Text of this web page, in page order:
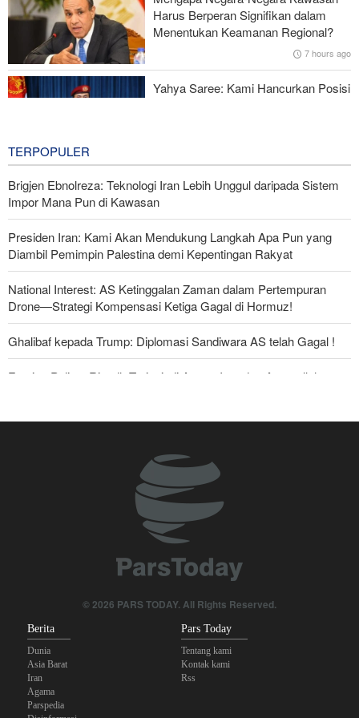
Gagal dalam Perang dengan Iran, Dua Pejabat Senior Mossad
Dipecat
Harus Berperan Signifikan dalam
Menentukan Keamanan Regional?
7 hours ago
Yahya Saree: Kami Hancurkan Posisi
TERPOPULER
Brigjen Ebnolreza: Teknologi Iran Lebih Unggul daripada Sistem
Impor Mana Pun di Kawasan
Presiden Iran: Kami Akan Mendukung Langkah Apa Pun yang
Diambil Pemimpin Palestina demi Kepentingan Rakyat
National Interest: AS Ketinggalan Zaman dalam Pertempuran
Drone—Strategi Kompensasi Ketiga Gagal di Hormuz!
Ghalibaf kepada Trump: Diplomasi Sandiwara AS telah Gagal !
Foreign Policy: Riyadh Terjepit di Antara Iran dan Ansarullah,
Brigjen Akrami Nia: Artesh dalam Kondisi Siaga Penuh
Krisis Militer Israel; Kelelahan Fisik dan Keruntuhan Psikologis
dengan Rudal Balistik dan Drone
Anggota Kongres AS Khawatirkan Dampak Menipisnya Rudal
Amerika Hadapi Iran
© 2026 PARS TODAY. All Rights Reserved.
Berita
Dunia
Asia Barat
Iran
Agama
Parspedia
Pars Today
Tentang kami
Kontak kami
Rss